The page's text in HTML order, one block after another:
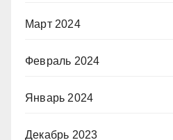
Март 2024
Февраль 2024
Январь 2024
Декабрь 2023